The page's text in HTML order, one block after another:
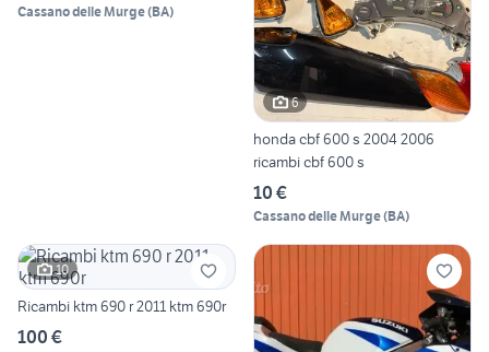
Cassano delle Murge(BA)
6
honda cbf 600 s 2004 2006
ricambi cbf 600 s
10 €
Cassano delle Murge(BA)
10
Ricambi ktm 690 r 2011 ktm 690r
100 €